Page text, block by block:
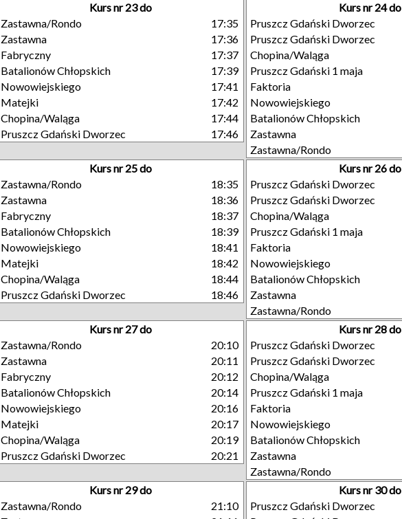
Kurs nr 23 do
Zastawna/Rondo
17:35
Zastawna
17:36
Fabryczny
17:37
Batalionów Chłopskich
17:39
Nowowiejskiego
17:41
Matejki
17:42
Chopina/Waląga
17:44
Pruszcz Gdański Dworzec
17:46
Kurs nr 24 do
Pruszcz Gdański Dworzec
Pruszcz Gdański Dworzec
Chopina/Waląga
Pruszcz Gdański 1 maja
Faktoria
Nowowiejskiego
Batalionów Chłopskich
Zastawna
Zastawna/Rondo
Kurs nr 25 do
Zastawna/Rondo
18:35
Zastawna
18:36
Fabryczny
18:37
Batalionów Chłopskich
18:39
Nowowiejskiego
18:41
Matejki
18:42
Chopina/Waląga
18:44
Pruszcz Gdański Dworzec
18:46
Kurs nr 26 do
Pruszcz Gdański Dworzec
Pruszcz Gdański Dworzec
Chopina/Waląga
Pruszcz Gdański 1 maja
Faktoria
Nowowiejskiego
Batalionów Chłopskich
Zastawna
Zastawna/Rondo
Kurs nr 27 do
Zastawna/Rondo
20:10
Zastawna
20:11
Fabryczny
20:12
Batalionów Chłopskich
20:14
Nowowiejskiego
20:16
Matejki
20:17
Chopina/Waląga
20:19
Pruszcz Gdański Dworzec
20:21
Kurs nr 28 do
Pruszcz Gdański Dworzec
Pruszcz Gdański Dworzec
Chopina/Waląga
Pruszcz Gdański 1 maja
Faktoria
Nowowiejskiego
Batalionów Chłopskich
Zastawna
Zastawna/Rondo
Kurs nr 29 do
Zastawna/Rondo
21:10
Kurs nr 30 do
Pruszcz Gdański Dworzec